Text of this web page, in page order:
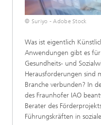
© Suriyo - Adobe Stock
Was ist eigentlich
Anwendungen gibt es
Gesundheits- und
Herausforderungen sind
Branche verbunden? In
des Fraunhofer IAO
Berater des
Führungskräften in